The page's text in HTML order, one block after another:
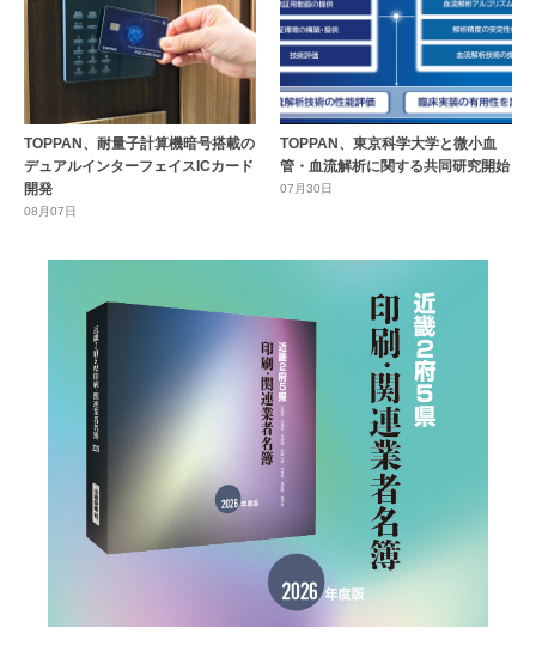
TOPPAN、耐量子計算機暗号搭載の
デュアルインターフェイスICカード
開発
08月07日
TOPPAN、東京科学大学と微小血
管・血流解析に関する共同研究開始
07月30日